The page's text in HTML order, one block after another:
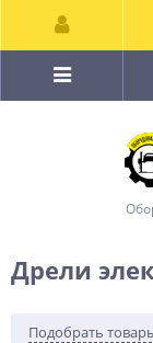
Дрели
Подобрать